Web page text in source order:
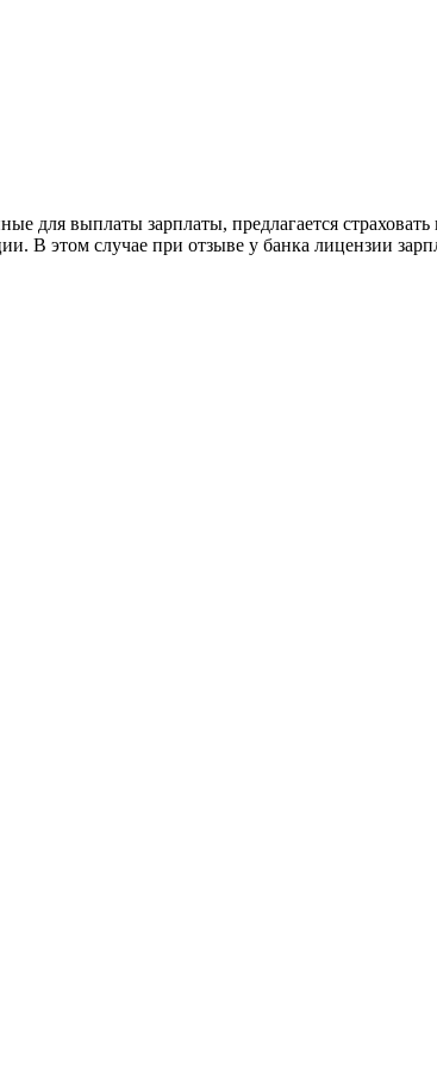
для выплаты зарплаты, предлагается
В этом случае при отзыве у банка лицензии